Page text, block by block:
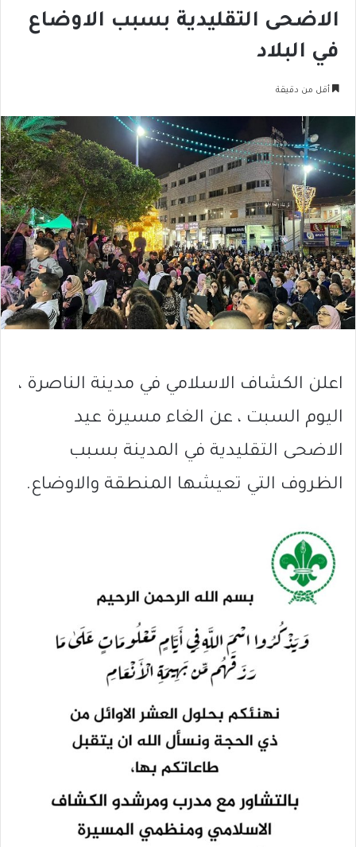
الاضحى التقليدية بسبب الاوضاع
في البلاد
أقل من دقيقة
اعلن الكشاف الاسلامي في مدينة الناصرة ،
اليوم السبت ، عن الغاء مسيرة عيد
الاضحى التقليدية في المدينة بسبب
الظروف التي تعيشها المنطقة والاوضاع.